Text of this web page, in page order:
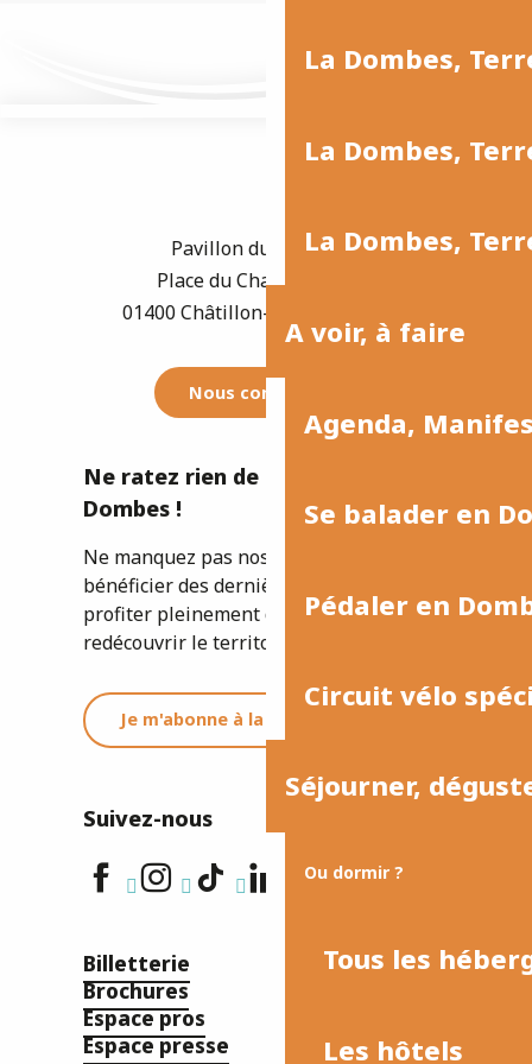
La Dombes,
La Dombes,
La Dombes,
A voir, à faire
Agenda,
Se balader en
Pédaler en
Circuit vélo
Séjourner,
Ou dormir ?
Tous les
Les hôtels
Pavillon du Tourisme
Place du Champ de Foire
01400 Châtillon-sur-Chalaronne
Nous contacter
Ne ratez rien de l'actualité de la
Dombes !
Ne manquez pas nos newsletters pour
bénéficier des dernières informations et
profiter pleinement de votre séjour ou
redécouvrir le territoire.
Je m'abonne à la newsletter
Suivez-nous
Billetterie
Brochures
Espace pros
Espace presse